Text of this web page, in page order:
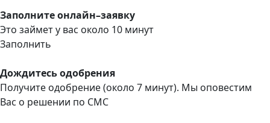
Заполните онлайн–заявку
Это займет у вас около 10 минут
Заполнить
Дождитесь одобрения
Получите одобрение (около 7 минут). Мы оповестим
Вас о решении по СМС